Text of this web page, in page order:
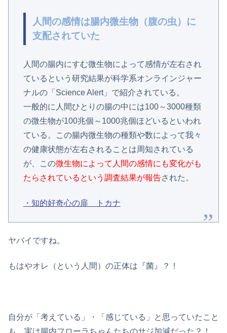
人間の感情は腸内微生物（腹の虫）に
支配されていた
人間の腸内にすむ微生物によって感情が左右され
ているという研究結果が科学系オンラインジャー
ナルの「Science Alert」で紹介されている。
一般的に人間ひとりの腸の中には100～3000種類
の微生物が100兆個～1000兆個ほどいるといわれ
ている。この腸内微生物の種類や数によって我々
の健康状態が左右されることは周知されている
が、この微生物によって人間の感情にも変化がも
たらされているという調査結果が報告された。
・知的好奇心の扉 トカナ
ヤバイですね。
もはやオレ（という人間）の正体は『菌』？！
自分が「考えている」・「感じている」と思っていたこと